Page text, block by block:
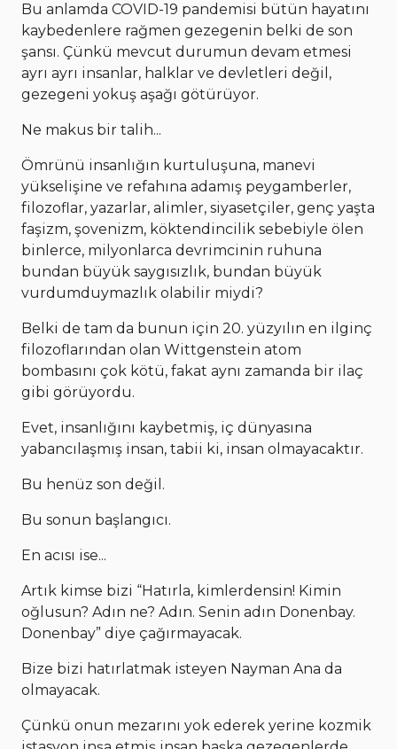
Bu anlamda COVID-19 pandemisi bütün hayatını
kaybedenlere rağmen gezegenin belki de son
şansı. Çünkü mevcut durumun devam etmesi
ayrı ayrı insanlar, halklar ve devletleri değil,
gezegeni yokuş aşağı götürüyor.
Ne makus bir talih...
Ömrünü insanlığın kurtuluşuna, manevi
yükselişine ve refahına adamış peygamberler,
filozoflar, yazarlar, alimler, siyasetçiler, genç yaşta
faşizm, şovenizm, köktendincilik sebebiyle ölen
binlerce, milyonlarca devrimcinin ruhuna
bundan büyük saygısızlık, bundan büyük
vurdumduymazlık olabilir miydi?
Belki de tam da bunun için 20. yüzyılın en ilginç
filozoflarından olan Wittgenstein atom
bombasını çok kötü, fakat aynı zamanda bir ilaç
gibi görüyordu.
Evet, insanlığını kaybetmiş, iç dünyasına
yabancılaşmış insan, tabii ki, insan olmayacaktır.
Bu henüz son değil.
Bu sonun başlangıcı.
En acısı ise...
Artık kimse bizi “Hatırla, kimlerdensin! Kimin
oğlusun? Adın ne? Adın. Senin adın Donenbay.
Donenbay” diye çağırmayacak.
Bize bizi hatırlatmak isteyen Nayman Ana da
olmayacak.
Çünkü onun mezarını yok ederek yerine kozmik